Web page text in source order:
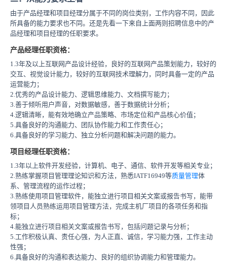
由于产品经理和项目经理分属于不同的岗位类别，工作内容不同，因此
所具备的能力要求也不同。还是先看一下来自上面两则招聘信息中的产
品经理和项目经理的任职要求。
产品经理任职资格：
1.3年及以上互联网产品设计经验，良好的互联网产品策划能力，较好的
交互、视觉设计能力，较好的互联网技术理解力，同时具备一定的产品
运营能力；
2.优秀的产品设计能力、逻辑思维能力、文档撰写能力；
3.善于倾听用户声音，对数据敏感，善于数据统计分析；
4.逻辑清晰，能有效地确立产品策略、市场定位和产品核心价值；
5.具备良好的沟通能力、团队协作能力和工作责任心；
6.具备良好的学习能力、独立分析问题和解决问题的能力。
项目经理任职资格：
1.3年以上软件开发经验，计算机、电子、通信、软件开发等相关专业；
2.熟练掌握项目管理理论知识和方法，熟悉IATF16949等质量管理体
系、管理流程的运作过程；
3.熟练使用项目管理软件，能独立进行项目相关文案或报告书写，能带
领项目人员熟练运用项目管理方法，完成主机厂项目的各项任务和指
标；
4.能独立进行项目相关文案或报告书写，包括问题记录与分析；
5.工作积极认真、责任心强，为人正直、诚信，学习能力强，工作主动
性强；
6.具备良好的沟通和表达能力、良好的组织协调能力和管理能力。